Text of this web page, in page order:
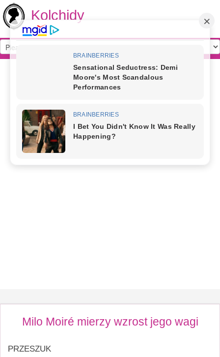
Kolchidy
Milo Moiré mierzy wzrost jego wagi
PRZESZUK